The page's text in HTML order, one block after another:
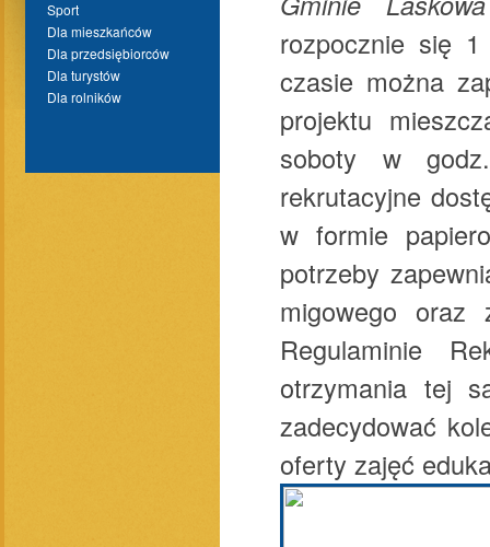
Sport
Dla mieszkańców
Dla przedsiębiorców
Dla turystów
Dla rolników
rozpocznie się
czasie można
projektu
soboty w
rekrutacyjne
w formie
potrzeby
migowego
Regulaminie
otrzymania tej
zadecydować
oferty zajęć